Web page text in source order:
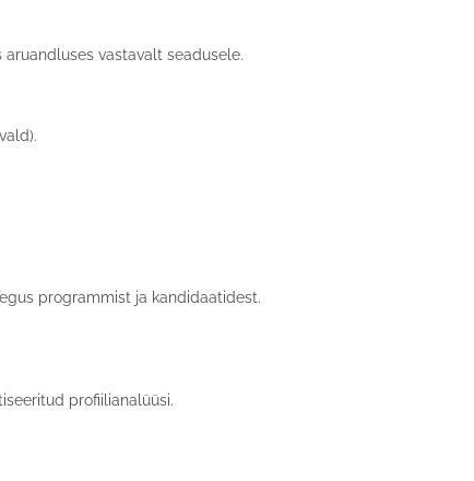
vastavalt seadusele.
programmist ja kandidaatidest.
profiilianalüüsi.